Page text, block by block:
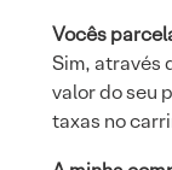
Vocês
Sim, através
valor do seu
taxas no